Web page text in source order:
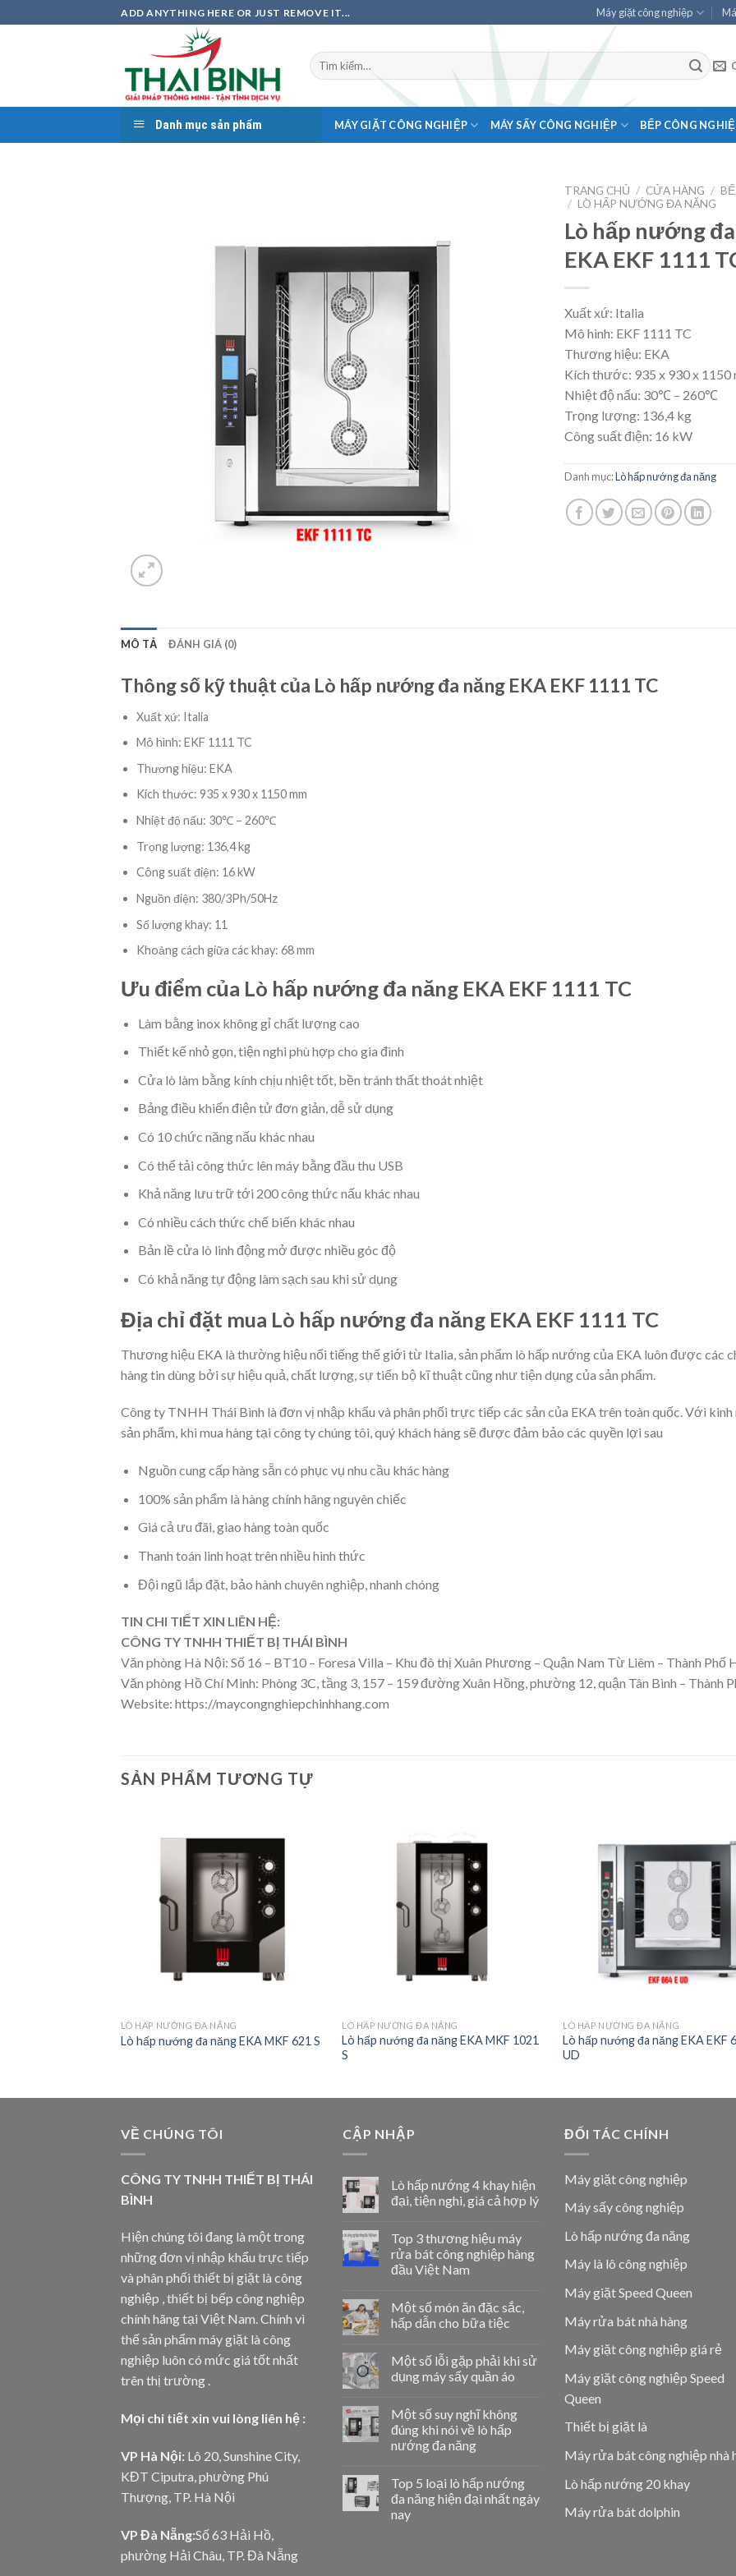
to
ADD ANYTHING HERE OR JUST REMOVE IT... Máy giặt công nghiệp
Tìm
kiếm:
Danh mục sản phẩm MÁY GIẶT CÔNG NGHIỆP MÁY SẤY CÔNG NGHIỆP BẾP CÔNG
TRANG CHỦ / CỬA HÀNG /
/ LÒ HẤP NƯỚNG ĐA NĂNG
Lò hấp nướng
EKA EKF 1111
Xuất xứ: Italia
Mô hình: EKF 1111 TC
Thương hiệu: EKA
Kích thước: 935 x 930 x 1150
Nhiệt độ nấu: 30℃ – 260℃
Trọng lượng: 136,4 kg
Công suất điện: 16 kW
Danh mục:Lò hấp nướng đa năng
MÔ TẢ ĐÁNH GIÁ (0)
Thông số kỹ thuật của Lò hấp nướng đa năng EKA EKF 1111 TC
Xuất xứ: Italia
Mô hình: EKF 1111 TC
Thương hiệu: EKA
Kích thước: 935 x 930 x 1150 mm
Nhiệt độ nấu: 30℃ – 260℃
Trọng lượng: 136,4 kg
Công suất điện: 16 kW
Nguồn điện: 380/3Ph/50Hz
Số lượng khay: 11
Khoảng cách giữa các khay: 68 mm
Ưu điểm của Lò hấp nướng đa năng EKA EKF 1111 TC
Làm bằng inox không gỉ chất lượng cao
Thiết kế nhỏ gọn, tiện nghi phù hợp cho gia đình
Cửa lò làm bằng kính chịu nhiệt tốt, bền tránh thất thoát nhiệt
Bảng điều khiển điện tử đơn giản, dễ sử dụng
Có 10 chức năng nấu khác nhau
Có thể tải công thức lên máy bằng đầu thu USB
Khả năng lưu trữ tới 200 công thức nấu khác nhau
Có nhiều cách thức chế biến khác nhau
Bản lề cửa lò linh động mở được nhiều góc độ
Có khả năng tự động làm sạch sau khi sử dụng
Địa chỉ đặt mua Lò hấp nướng đa năng EKA EKF 1111 TC
Thương hiệu EKA là thường hiệu nổi tiếng thế giới từ Italia, sản phẩm lò hấp nướng của EKA luôn được các
hàng tin dùng bởi sự hiệu quả, chất lượng, sự tiến bộ kĩ thuật cũng như tiện dụng của sản phẩm.
Công ty TNHH Thái Bình là đơn vị nhập khẩu và phân phối trực tiếp các sản của EKA trên toàn quốc. Với
sản phẩm, khi mua hàng tại công ty chúng tôi, quý khách hàng sẽ được đảm bảo các quyền lợi sau
Nguồn cung cấp hàng sẵn có phục vụ nhu cầu khác hàng
100% sản phẩm là hàng chính hãng nguyên chiếc
Giá cả ưu đãi, giao hàng toàn quốc
Thanh toán linh hoạt trên nhiều hình thức
Đội ngũ lắp đặt, bảo hành chuyên nghiệp, nhanh chóng
TIN CHI TIẾT XIN LIÊN HỆ:
CÔNG TY TNHH THIẾT BỊ THÁI BÌNH
Văn phòng Hà Nội: Số 16 – BT10 – Foresa Villa – Khu đô thị Xuân Phương – Quận Nam Từ Liêm – Thành Phố
Văn phòng Hồ Chí Minh: Phòng 3C, tầng 3, 157 – 159 đường Xuân Hồng, phường 12, quận Tân Bình – Thành
Website: https://maycongnghiepchinhhang.com
SẢN PHẨM TƯƠNG TỰ
LÒ HẤP NƯỚNG ĐA NĂNG
Lò hấp nướng đa năng EKA MKF 621 S
LÒ HẤP NƯỚNG ĐA NĂNG
Lò hấp nướng đa năng EKA MKF 1021
S
LÒ HẤP NƯỚNG ĐA NĂNG
Lò hấp nướng đa năng EKA EKF
UD
VỀ CHÚNG TÔI
CÔNG TY TNHH THIẾT BỊ THÁI
BÌNH
Hiện chúng tôi đang là một trong
những đơn vị nhập khẩu trực tiếp
và phân phối thiết bị giặt là công
nghiệp , thiết bị bếp công nghiệp
chính hãng tại Việt Nam. Chính vì
thế sản phẩm máy giặt là công
nghiệp luôn có mức giá tốt nhất
trên thị trường .
Mọi chi tiết xin vui lòng liên hệ :
VP Hà Nội: Lô 20, Sunshine City,
KĐT Ciputra, phường Phú
Thượng, TP. Hà Nội
VP Đà Nẵng:Số 63 Hải Hồ,
phường Hải Châu, TP. Đà Nẵng
CẬP NHẬP
Lò hấp nướng 4 khay hiện
đại, tiện nghi, giá cả hợp lý
Top 3 thương hiệu máy
rửa bát công nghiệp hàng
đầu Việt Nam
Một số món ăn đặc sắc,
hấp dẫn cho bữa tiệc
Một số lỗi gặp phải khi sử
dụng máy sấy quần áo
Một số suy nghĩ không
đúng khi nói về lò hấp
nướng đa năng
Top 5 loại lò hấp nướng
đa năng hiện đại nhất ngày
nay
ĐỐI TÁC CHÍNH
Máy giặt công nghiệp
Máy sấy công nghiệp
Lò hấp nướng đa năng
Máy là lô công nghiệp
Máy giặt Speed Queen
Máy rửa bát nhà hàng
Máy giặt công nghiệp giá rẻ
Máy giặt công nghiệp Speed
Queen
Thiết bị giặt là
Máy rửa bát công nghiệp nhà
Lò hấp nướng 20 khay
Máy rửa bát dolphin